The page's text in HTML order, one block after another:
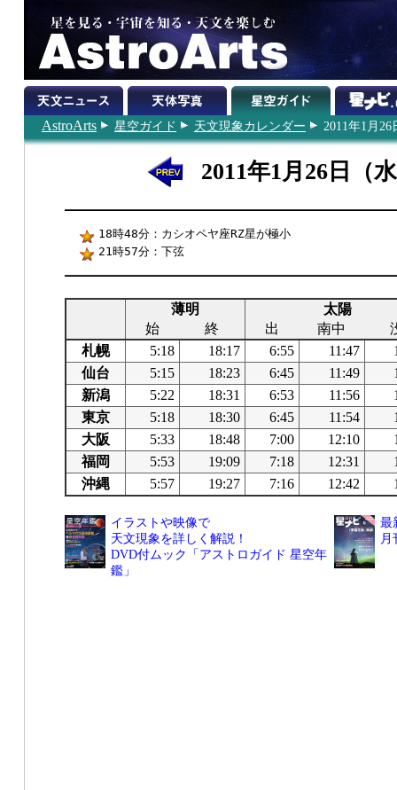
AstroArts 星空ガイド 天文現象カレンダー 2011年1月26
2011年1月26日（
18時48分：カシオペヤ座RZ星が極小
21時57分：下弦
薄明
太陽
始
終 出 南中
札幌
5:18 18:17 6:55 11:47
仙台
5:15 18:23 6:45 11:49
新潟
5:22 18:31 6:53 11:56
東京
5:18 18:30 6:45 11:54
大阪
5:33 18:48 7:00 12:10
福岡
5:53 19:09 7:18 12:31
沖縄
5:57 19:27 7:16 12:42
イラストや映像で
天文現象を詳しく解説！
DVD付ムック「アストロガイド 星空年
鑑」
最
月